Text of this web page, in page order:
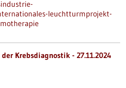
leuchtturmprojekt-
Krebsdiagnostik - 27.11.2024